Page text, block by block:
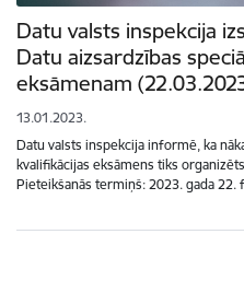
Datu valsts inspekcija
Datu aizsardzības
eksāmenam
13.01.2023.
Datu valsts inspekcija informē, ka
kvalifikācijas eksāmens tiks
Pieteikšanās termiņš: 2023. gada